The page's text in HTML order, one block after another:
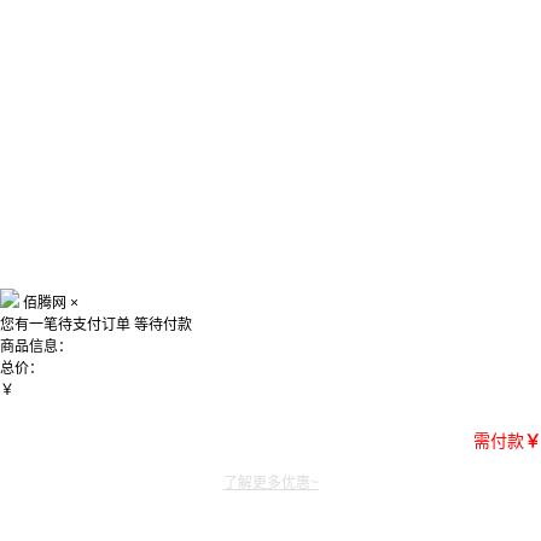
佰腾网 ×
您有一笔待支付订单 等待付款
商品信息：
总价：
￥
需付款￥
了解更多优惠~